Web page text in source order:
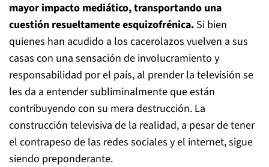
mayor impacto mediático, transportando una
cuestión resueltamente esquizofrénica. Si bien
quienes han acudido a los cacerolazos vuelven a sus
casas con una sensación de involucramiento y
responsabilidad por el país, al prender la televisión se
les da a entender subliminalmente que están
contribuyendo con su mera destrucción. La
construcción televisiva de la realidad, a pesar de tener
el contrapeso de las redes sociales y el internet, sigue
siendo preponderante.